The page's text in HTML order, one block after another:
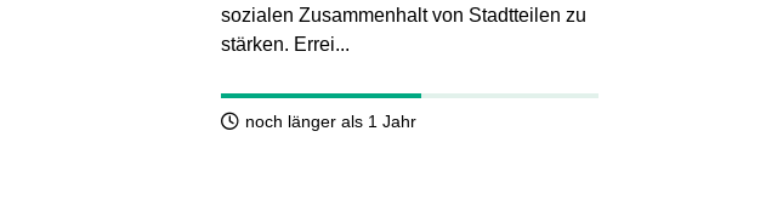
sozialen Zusammenhalt von Stadtteilen zu
stärken. Errei...
noch länger als 1 Jahr